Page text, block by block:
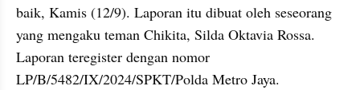
baik, Kamis (12/9). Laporan itu dibuat oleh seseorang
yang mengaku teman Chikita, Silda Oktavia Rossa.
Laporan teregister dengan nomor
LP/B/5482/IX/2024/SPKT/Polda Metro Jaya.